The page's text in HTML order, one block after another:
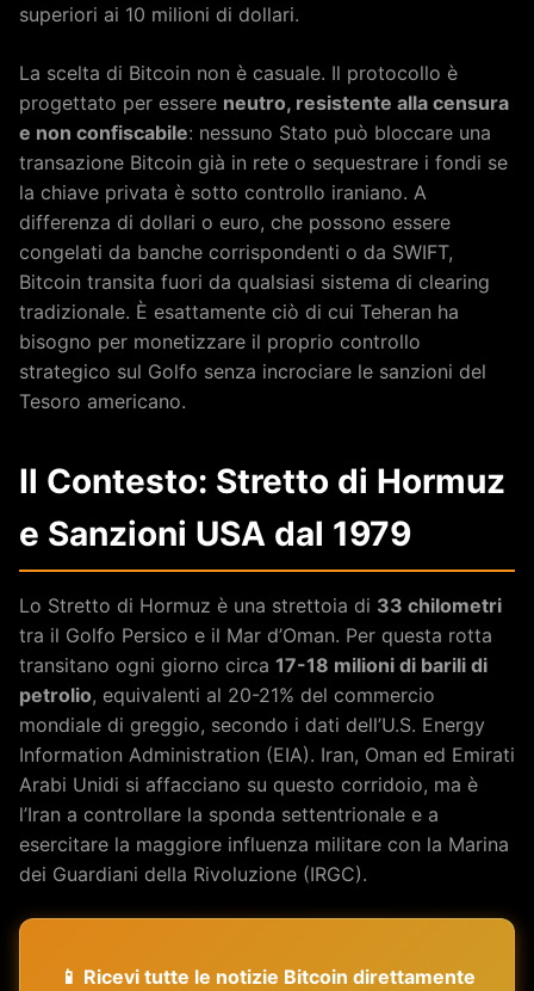
superiori ai 10 milioni di dollari.
La scelta di Bitcoin non è casuale. Il protocollo è
progettato per essere neutro, resistente alla censura
e non confiscabile: nessuno Stato può bloccare una
transazione Bitcoin già in rete o sequestrare i fondi se
la chiave privata è sotto controllo iraniano. A
differenza di dollari o euro, che possono essere
congelati da banche corrispondenti o da SWIFT,
Bitcoin transita fuori da qualsiasi sistema di clearing
tradizionale. È esattamente ciò di cui Teheran ha
bisogno per monetizzare il proprio controllo
strategico sul Golfo senza incrociare le sanzioni del
Tesoro americano.
Il Contesto: Stretto di Hormuz
e Sanzioni USA dal 1979
Lo Stretto di Hormuz è una strettoia di 33 chilometri
tra il Golfo Persico e il Mar d’Oman. Per questa rotta
transitano ogni giorno circa 17-18 milioni di barili di
petrolio, equivalenti al 20-21% del commercio
mondiale di greggio, secondo i dati dell’U.S. Energy
Information Administration (EIA). Iran, Oman ed Emirati
Arabi Unidi si affacciano su questo corridoio, ma è
l’Iran a controllare la sponda settentrionale e a
esercitare la maggiore influenza militare con la Marina
dei Guardiani della Rivoluzione (IRGC).
📱 Ricevi tutte le notizie Bitcoin direttamente